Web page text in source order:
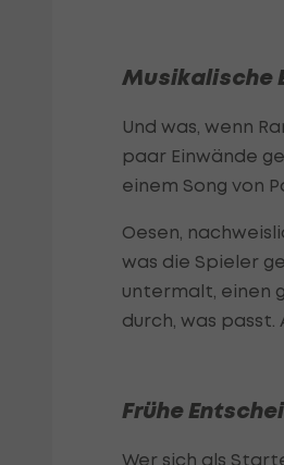
Musikalische
Und was, wenn
paar Einwände
einem Song von
Oesen,
was die Spieler
untermalt, einen
durch, was passt.
Frühe
Wer sich als